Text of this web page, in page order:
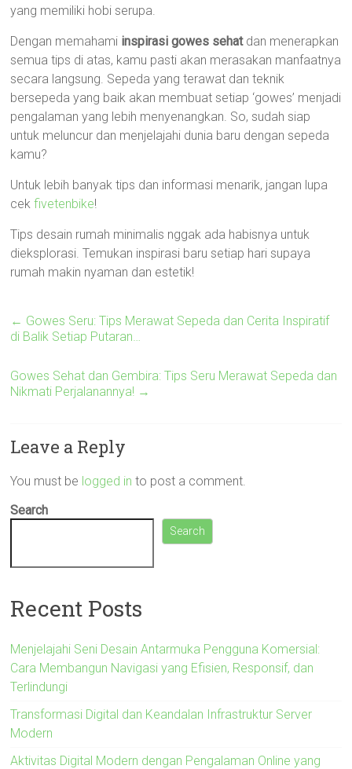
yang memiliki hobi serupa.
Dengan memahami inspirasi gowes sehatdan menerapkan
semua tips di atas, kamu pasti akan merasakan manfaatnya
secara langsung. Sepeda yang terawat dan teknik
bersepeda yang baik akan membuat setiap ‘gowes’ menjadi
pengalaman yang lebih menyenangkan. So, sudah siap
untuk meluncur dan menjelajahi dunia baru dengan sepeda
kamu?
Untuk lebih banyak tips dan informasi menarik, jangan lupa
cekfivetenbike!
Tips desain rumah minimalis nggak ada habisnya untuk
dieksplorasi. Temukan inspirasi baru setiap hari supaya
rumah makin nyaman dan estetik!
← Gowes Seru: Tips Merawat Sepeda dan Cerita Inspiratif
di Balik Setiap Putaran…
Gowes Sehat dan Gembira: Tips Seru Merawat Sepeda dan
Nikmati Perjalanannya! →
Leave a Reply
You must be logged in to post a comment.
Search
Search
Recent Posts
Menjelajahi Seni Desain Antarmuka Pengguna Komersial:
Cara Membangun Navigasi yang Efisien, Responsif, dan
Terlindungi
Transformasi Digital dan Keandalan Infrastruktur Server
Modern
Aktivitas Digital Modern dengan Pengalaman Online yang